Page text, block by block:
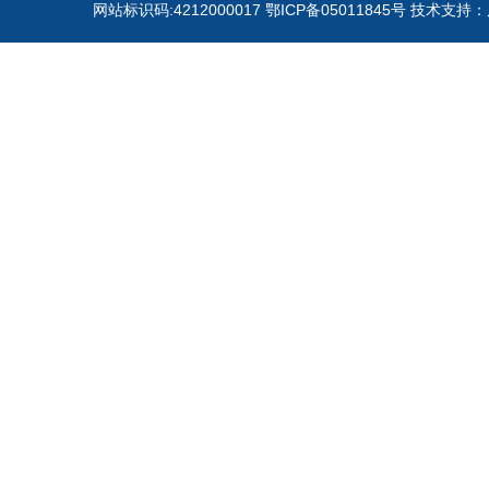
网站标识码:4212000017 鄂ICP备05011845号 技术支持